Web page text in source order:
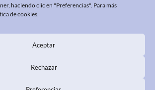
haciendo clic en "Preferencias". Para más
de cookies.
Aceptar
Rechazar
POLÍTICA DE PRIVACIDAD